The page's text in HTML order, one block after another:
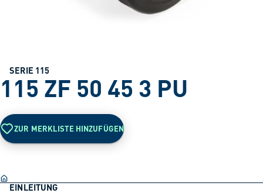
SERIE 115
115 ZF 50 45 3 PU
ZUR MERKLISTE HINZUFÜGEN
EINLEITUNG